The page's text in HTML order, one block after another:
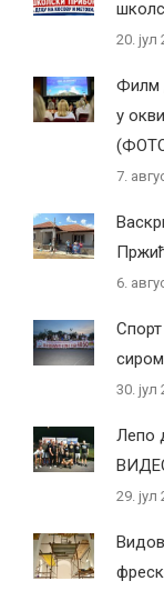
20. јул
Филм
у
7.
6.
30. јул
Лепо
29. јул